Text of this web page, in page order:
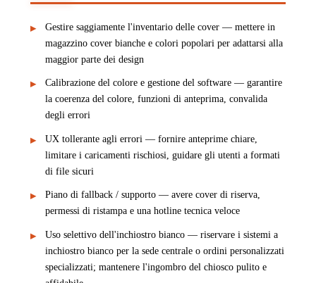
Gestire saggiamente l'inventario delle cover — mettere in
magazzino cover bianche e colori popolari per adattarsi alla
maggior parte dei design
Calibrazione del colore e gestione del software — garantire
la coerenza del colore, funzioni di anteprima, convalida
degli errori
UX tollerante agli errori — fornire anteprime chiare,
limitare i caricamenti rischiosi, guidare gli utenti a formati
di file sicuri
Piano di fallback / supporto — avere cover di riserva,
permessi di ristampa e una hotline tecnica veloce
Uso selettivo dell'inchiostro bianco — riservare i sistemi a
inchiostro bianco per la sede centrale o ordini personalizzati
specializzati; mantenere l'ingombro del chiosco pulito e